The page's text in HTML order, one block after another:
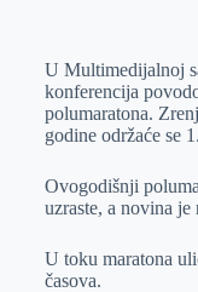
e
r
I
n
s
A
p
p
a
i
l
U Multimedijalnoj
konferencija
polumaratona.
godine održaće se
Ovogodišnji
uzraste, a novina
U toku maratona
časova.